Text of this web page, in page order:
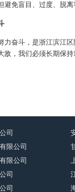
避免盲目、过度、脱离
力奋斗，是浙江滨江
敌，我们必须长期保持
司
限公司
限公司
司
司